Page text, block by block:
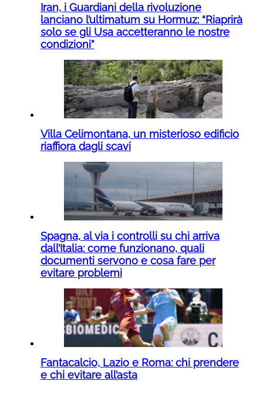
Iran, i Guardiani della rivoluzione
lanciano l’ultimatum su Hormuz: “Riaprirà
solo se gli Usa accetteranno le nostre
condizioni”
Villa Celimontana, un misterioso edificio
riaffiora dagli scavi
Spagna, al via i controlli su chi arriva
dall’Italia: come funzionano, quali
documenti servono e cosa fare per
evitare problemi
Fantacalcio, Lazio e Roma: chi prendere
e chi evitare all’asta